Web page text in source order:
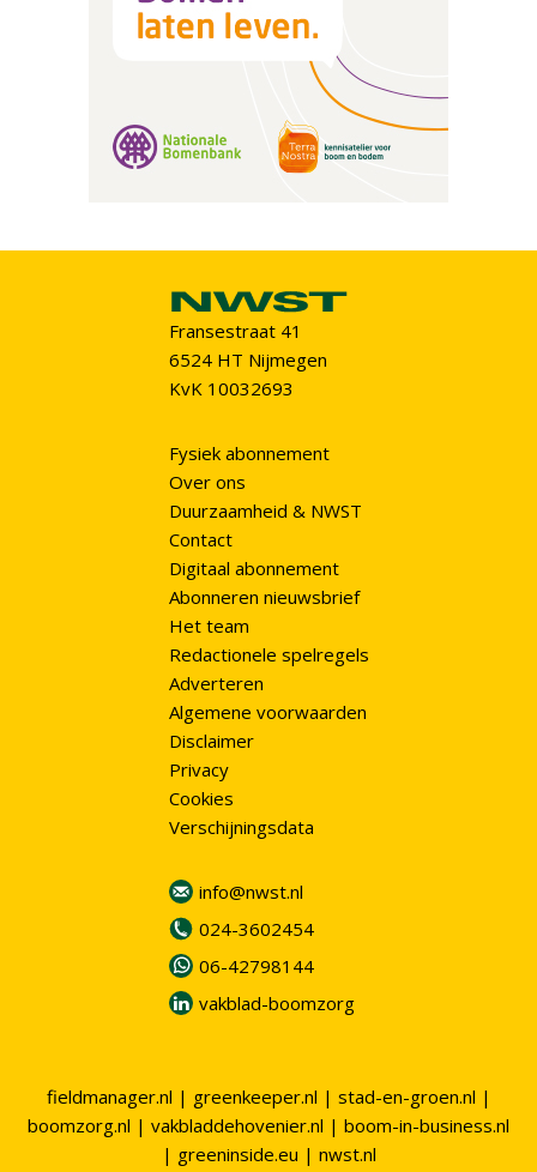
Fransestraat 41
6524 HT Nijmegen
KvK 10032693
Fysiek abonnement
Over ons
Duurzaamheid & NWST
Contact
Digitaal abonnement
Abonneren nieuwsbrief
Het team
Redactionele spelregels
Adverteren
Algemene voorwaarden
Disclaimer
Privacy
Cookies
Verschijningsdata
info@nwst.nl
024-3602454
06-42798144
vakblad-boomzorg
fieldmanager.nl | greenkeeper.nl | stad-en-groen.nl |
boomzorg.nl | vakbladdehovenier.nl | boom-in-business.nl
| greeninside.eu | nwst.nl